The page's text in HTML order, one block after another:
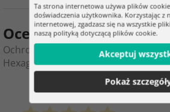
Ocena produktu
Ochronna podkładka do gier
Hexagon
0
Ta strona internetowa używa plików
doświadczenia użytkownika. Korzystając z
internetowej, zgadzasz się na wszystkie
naszą polityką dotyczącą plików cookie.
Akceptuj
Pokaż